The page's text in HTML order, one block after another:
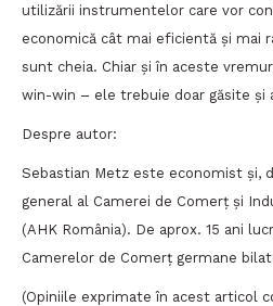
utilizării instrumentelor care vor
economică cât mai eficientă și mai
sunt cheia. Chiar și în aceste
win-win – ele trebuie doar găsite și
Despre autor:
Sebastian Metz este economist și,
general al Camerei de Comerț și
(AHK România). De aprox. 15 ani
Camerelor de Comerț germane
(Opiniile exprimate în acest articol